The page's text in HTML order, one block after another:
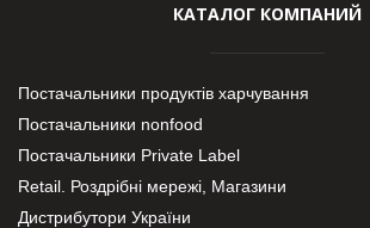
КАТАЛОГ КОМПАНИЙ
Постачальники продуктів харчування
Постачальники nonfood
Постачальники Private Label
Retail. Роздрібні мережі, Магазини
Дистрибутори України